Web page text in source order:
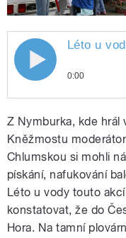
Léto u
0:00
Koupaliště
Z Nymburka, kde hrál
Kněžmostu
Chlumskou si mohli
pískání, nafukování
Léto u vody touto
konstatovat, že do
Hora. Na tamní